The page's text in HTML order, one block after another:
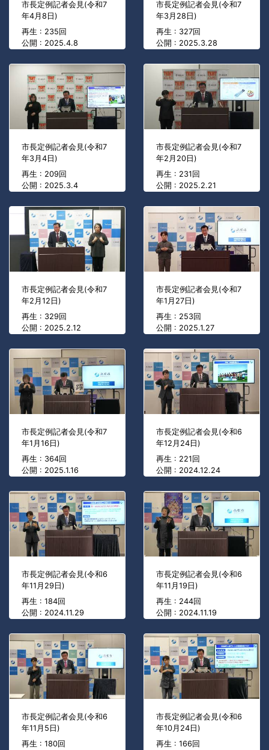
市長定例記者会見(令和7
年4月8日)
再生 : 235回
公開 : 2025.4.8
市長定例記者会見(令和7
年3月28日)
再生 : 327回
公開 : 2025.3.28
市長定例記者会見(令和7
年3月4日)
再生 : 209回
公開 : 2025.3.4
市長定例記者会見(令和7
年2月20日)
再生 : 231回
公開 : 2025.2.21
市長定例記者会見(令和7
年2月12日)
再生 : 329回
公開 : 2025.2.12
市長定例記者会見(令和7
年1月27日)
再生 : 253回
公開 : 2025.1.27
市長定例記者会見(令和7
年1月16日)
再生 : 364回
公開 : 2025.1.16
市長定例記者会見(令和6
年12月24日)
再生 : 221回
公開 : 2024.12.24
市長定例記者会見(令和6
年11月29日)
再生 : 184回
公開 : 2024.11.29
市長定例記者会見(令和6
年11月19日)
再生 : 244回
公開 : 2024.11.19
市長定例記者会見(令和6
年11月5日)
再生 : 180回
市長定例記者会見(令和6
年10月24日)
再生 : 166回